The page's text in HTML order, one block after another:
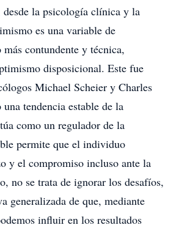
la psicología clínica y la
es una variable de
contundente y técnica,
disposicional. Este fue
Michael Scheier y Charles
tendencia estable de la
como un regulador de la
permite que el individuo
y el compromiso incluso ante la
no se trata de ignorar los desafíos,
generalizada de que, mediante
influir en los resultados